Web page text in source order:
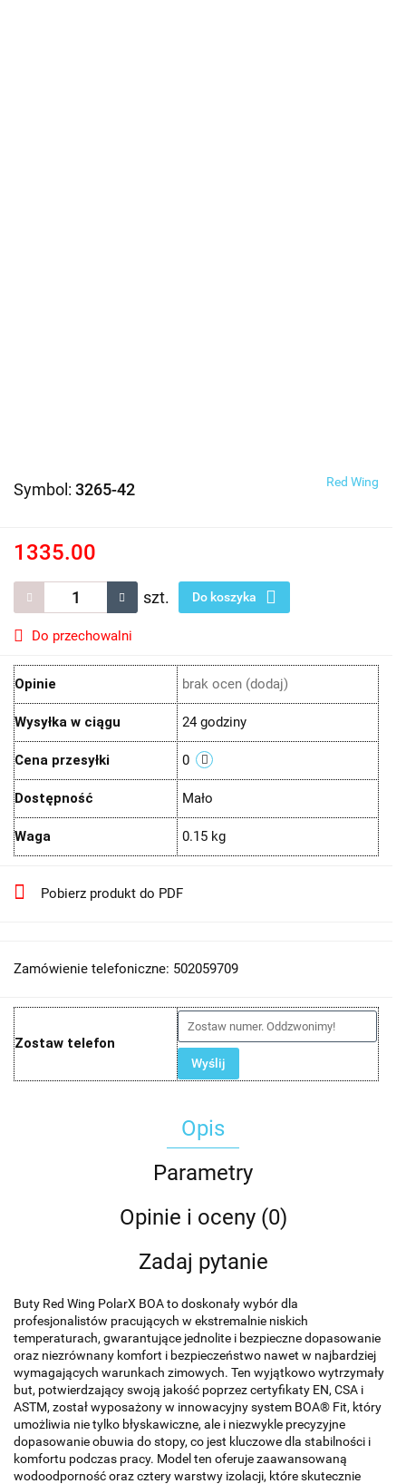
Symbol: 3265-42 Red Wing
1335.00
szt. Do koszyka
Do przechowalni
Opinie brak ocen (dodaj)
Wysyłka w ciągu 24 godziny
Cena przesyłki 0
Dostępność Mało
Waga 0.15 kg
Pobierz produkt do PDF
Zamówienie telefoniczne: 502059709
Zostaw telefon
Wyślij
Opis
Parametry
Opinie i oceny (0)
Zadaj pytanie
Buty Red Wing PolarX BOA to doskonały wybór dla
profesjonalistów pracujących w ekstremalnie niskich
temperaturach, gwarantujące jednolite i bezpieczne dopasowanie
oraz niezrównany komfort i bezpieczeństwo nawet w najbardziej
wymagających warunkach zimowych. Ten wyjątkowo wytrzymały
but, potwierdzający swoją jakość poprzez certyfikaty EN, CSA i
ASTM, został wyposażony w innowacyjny system BOA® Fit, który
umożliwia nie tylko błyskawiczne, ale i niezwykle precyzyjne
dopasowanie obuwia do stopy, co jest kluczowe dla stabilności i
komfortu podczas pracy. Model ten oferuje zaawansowaną
wodoodporność oraz cztery warstwy izolacji, które skutecznie